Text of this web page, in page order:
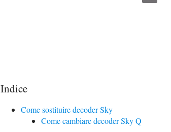
Indice
Come sostituire decoder Sky
Come cambiare decoder Sky Q